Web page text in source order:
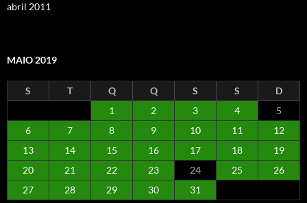
abril 2011
MAIO 2019
S T Q Q S S
D
1
2 3 4
5
6
7 8 9 10 11
12
13
14 15 16 17 18
19
20
21 22 23 24 25
26
27
28 29 30
31